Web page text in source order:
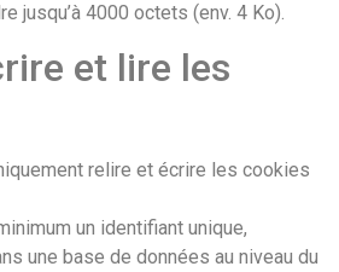
jusqu’à 4000 octets (env. 4 Ko).
et lire les
relire et écrire les cookies
un identifiant unique,
une base de données au niveau du